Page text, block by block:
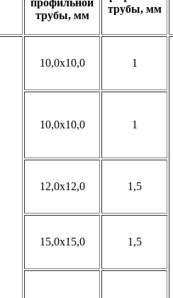
профильной
трубы, мм
трубы, мм
10,0x10,0 1
10,0x10,0 1
12,0x12,0 1,5
15,0x15,0 1,5